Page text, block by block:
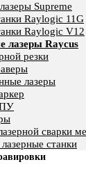
Supreme
Raylogic 11G
Raylogic V12
лазеры Raycus
резки
лазеры
сварки
станки